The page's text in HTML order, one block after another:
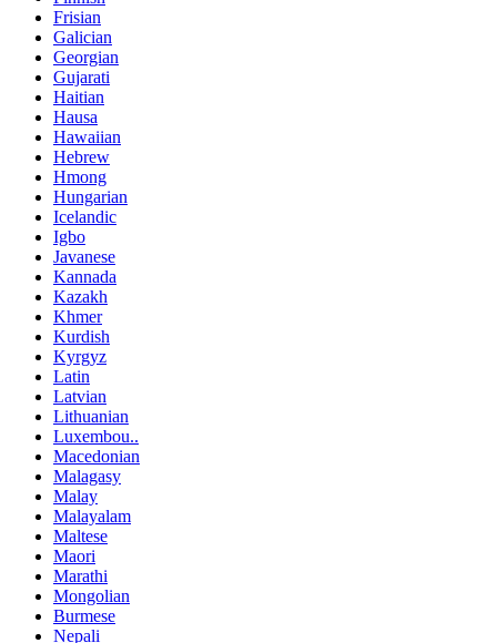
Frisian
Galician
Georgian
Gujarati
Haitian
Hausa
Hawaiian
Hebrew
Hmong
Hungarian
Icelandic
Igbo
Javanese
Kannada
Kazakh
Khmer
Kurdish
Kyrgyz
Latin
Latvian
Lithuanian
Luxembou..
Macedonian
Malagasy
Malay
Malayalam
Maltese
Maori
Marathi
Mongolian
Burmese
Nepali